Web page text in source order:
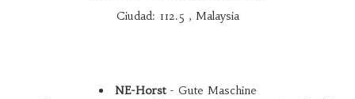
Ciudad: 112.5 , Malaysia
NE-Horst- Gute Maschine